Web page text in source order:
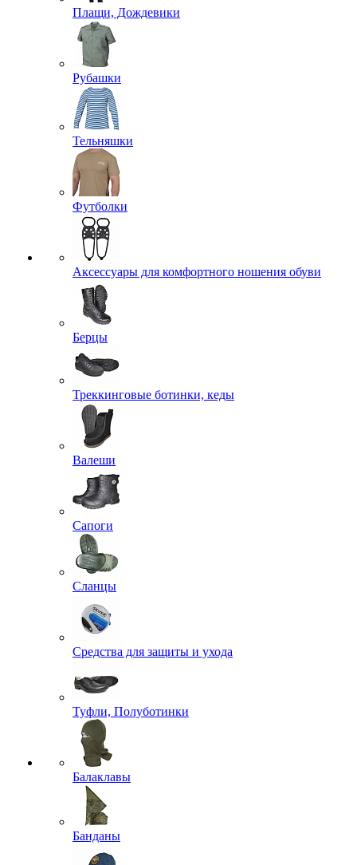
Плащи, Дождевики
Рубашки
Тельняшки
Футболки
Аксессуары для комфортного ношения обуви
Берцы
Треккинговые ботинки, кеды
Валеши
Сапоги
Сланцы
Средства для защиты и ухода
Туфли, Полуботинки
Балаклавы
Банданы